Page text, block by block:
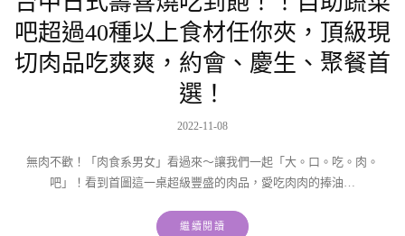
吧超過40種以上食材任你夾，頂級現
切肉品吃爽爽，約會、慶生、聚餐首
選！
2022-11-08
無肉不歡！「肉食系男女」看過來〜讓我們一起「大。口。吃。肉。
吧」！看到首圖這一桌超級豐盛的肉品，愛吃肉肉的捧油…
繼續閱讀